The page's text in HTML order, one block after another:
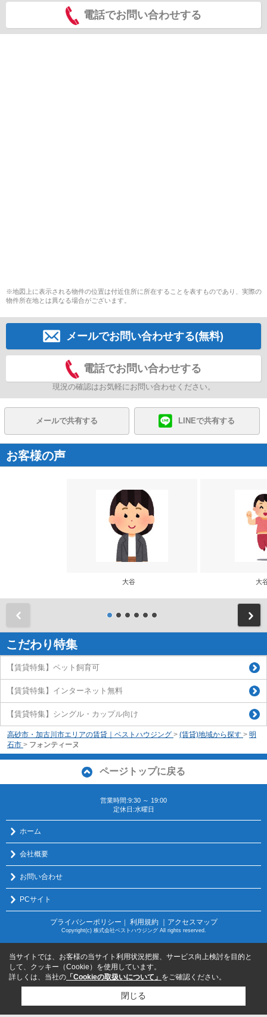
電話でお問い合わせする
※地図上に表示される物件の位置は付近住所に所在することを表すものであり、実際の
物件所在地とは異なる場合がございます。
メールでお問い合わせする(無料)
電話でお問い合わせする
現況の確認はお気軽にお問い合わせください。
メールで共有する LINEで共有する
お客様の声
大谷 大
こだわり特集
【賃貸特集】ペット飼育可
【賃貸特集】インターネット無料
【賃貸特集】シングル・カップル向け
高砂市・加古川市エリアの賃貸｜ベストハウジング > (賃貸)地域から探す > 明
石市 > フォンティーヌ
ページトップに戻る
営業時間:9:30 ～ 19:00
定休日:水曜日
ホーム
会社概要
お問い合わせ
PCサイト
プライバシーポリシー 利用規約 ｜アクセスマップ
Copyright(c) 株式会社ベストハウジング All rights reserved.
当サイトでは、お客様の当サイト利用状況把握、サービス向上検討を目的と
して、クッキー（Cookie）を使用しています。
詳しくは、当社の 「Cookieの取扱いについて」 をご確認ください。
閉じる